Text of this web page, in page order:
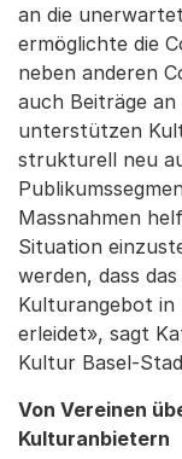
an die
ermöglichte die
neben anderen
auch Beiträge
unterstützen
strukturell neu
Massnahmen
Situation
werden, dass
Kulturangebot in
erleidet», sagt
Kultur Basel-
Von Vereinen
Kulturanbietern